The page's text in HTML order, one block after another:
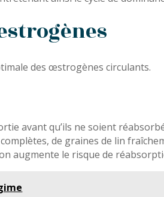
des œstrogènes circulants.
avant qu’ils ne soient
de graines de lin
augmente le risque de